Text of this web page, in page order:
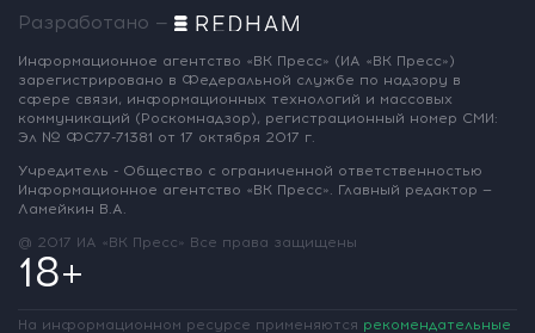
Разработано —
Информационное агентство «ВК Пресс» (ИА «ВК Пресс»)
зарегистрировано в Федеральной службе по надзору в
сфере связи, информационных технологий и массовых
коммуникаций (Роскомнадзор), регистрационный номер СМИ:
Эл № ФС77-71381 от 17 октября 2017 г.
Учредитель - Общество с ограниченной ответственностью
Информационное агентство «ВК Пресс». Главный редактор —
Ламейкин В.А.
@ 2017 ИА «ВК Пресс» Все права защищены
18+
На информационном ресурсе применяются рекомендательные